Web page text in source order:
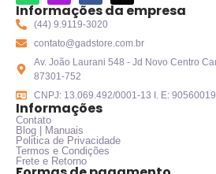
Informações da empresa
(44) 9.9119-3020
contato@gadstore.com.br
Av. João Laurani 548 - Jd Novo Centro
87301-752
CNPJ: 13.069.492/0001-13 I. E:
Contato
Blog | Manuais
Informações
Politica de Privacidade
Termos e Condições
Frete e Retorno